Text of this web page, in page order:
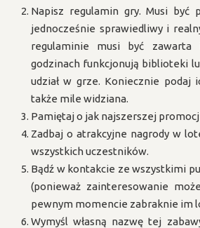
Napisz regulamin gry. Musi być
jednocześnie sprawiedliwy i
regulaminie musi być zawarta
godzinach funkcjonują biblioteki
udział w grze. Koniecznie podaj
także mile widziana.
Pamiętaj o jak najszerszej
Zadbaj o atrakcyjne nagrody w
wszystkich uczestników.
Bądź w kontakcie ze wszystkimi
(ponieważ zainteresowanie
pewnym momencie zabraknie im
Wymyśl własną nazwę tej